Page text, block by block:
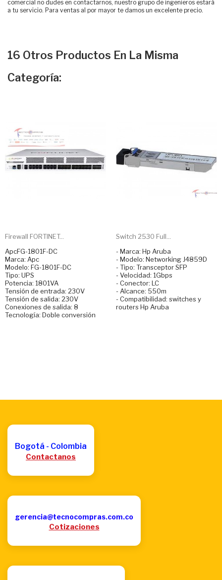
comercial no dudes en contactarnos, nuestro grupo de ingenieros estará
a tu servicio. Para ventas al por mayor te damos un excelente precio.
16 Otros Productos En La Misma
Categoría:
Firewall FORTINET...
ApcFG-1801F-DC
Marca: Apc
Modelo: FG-1801F-DC
Tipo: UPS
Potencia: 1801VA
Tensión de entrada: 230V
Tensión de salida: 230V
Conexiones de salida: 8
Tecnología: Doble conversión
Switch 2530 Full...
- Marca: Hp Aruba
- Modelo: Networking J4859D
- Tipo: Transceptor SFP
- Velocidad: 1Gbps
- Conector: LC
- Alcance: 550m
- Compatibilidad: switches y
routers Hp Aruba
Bogotá - Colombia
Contactanos
gerencia@tecnocompras.com.co
Cotizaciones